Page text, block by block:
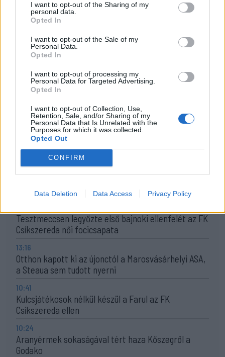
I want to opt-out of the Sharing of my
personal data.
Opted In
I want to opt-out of the Sale of my
Personal Data.
Opted In
I want to opt-out of processing my
Personal Data for Targeted Advertising.
Opted In
I want to opt-out of Collection, Use,
Retention, Sale, and/or Sharing of my
Personal Data that Is Unrelated with the
Purposes for which it was collected.
Opted Out
CONFIRM
Data Deletion Data Access Privacy Policy
Fotó: László Ildikó
SZÓLJON HOZZÁ!
Tesztmeccsen legyőzte első bajnoki ellenfelét az FK
Csíkszereda női focicsapata
13:16
Otthon kapott ki az újonctól a Marosvásárhelyi ASA,
a Steaua sem tudott nyerni
10:41
Kulcsjátékosok nélkül készül a Farul az FK
Csíkszereda ellen
10:24
Aranyérmek sokaságával tért haza Kőszegről a
Godako